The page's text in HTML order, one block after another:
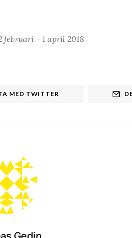
– 1 april 2018
MED TWITTER